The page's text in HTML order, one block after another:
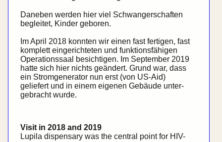
Daneben werden hier viel Schwanger­schaften
begleitet, Kinder geboren.
Im April 2018 konnten wir einen fast fertigen, fast
komplett eingerichteten und funktionsfähigen
Operation­ssaal besichtigen. Im September 2019
hatte sich hier nichts geändert. Grund war, dass
ein Strom­generator nun erst (von US-Aid)
geliefert und in einem eigenen Gebäude unter­
gebracht wurde.
Visit in 2018 and 2019
Lupila dispensary was the central point for HIV-